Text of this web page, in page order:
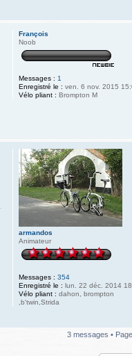
François
Noob
Messages : 1
Enregistré le : ven. 6 nov. 2015
Vélo pliant : Brompton M
armandos
Animateur
Messages : 354
Enregistré le : lun. 22 déc. 2014
Vélo pliant : dahon, brompton
,b'twin,Strida
3 messages • Page